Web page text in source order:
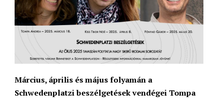
Március, április és május folyamán a
Schwedenplatzi beszélgetések vendégei Tompa